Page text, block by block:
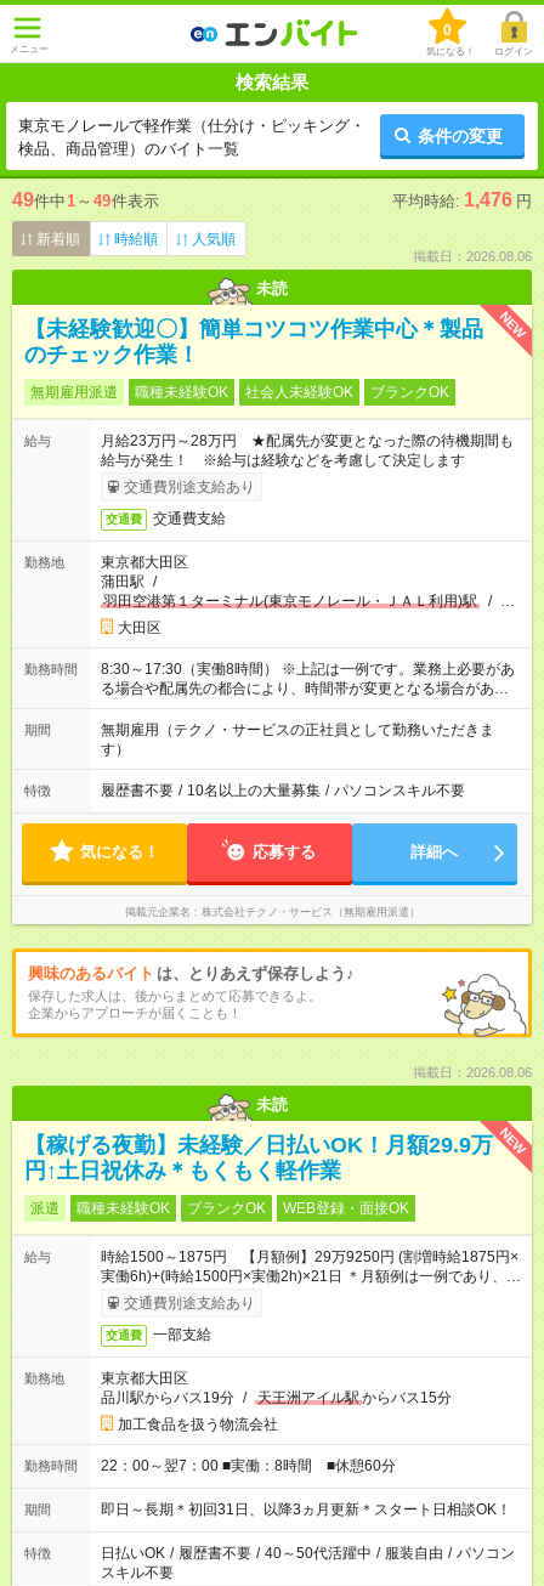
メニュー
0
気になる！ ログイン
検索結果
東京モノレールで軽作業（仕分け・ピッキング・
検品、商品管理）のバイト一覧
条件の変更
49件中1 ～ 49件表示 平均時給: 1,476 円
新着順 時給順 人気順
掲載日：2026.08.06
未読
NEW
【未経験歓迎〇】簡単コツコツ作業中心＊製品
のチェック作業！
無期雇用派遣 職種未経験OK 社会人未経験OK ブランクOK
給与
月給23万円～28万円 ★配属先が変更となった際の待機期間も
給与が発生！ ※給与は経験などを考慮して決定します
交通費別途支給あり
交通費 交通費支給
勤務地
東京都大田区
蒲田駅 /
羽田空港第１ターミナル(東京モノレール・ＪＡＬ利用)駅
/ 池
上駅 / …
大田区
勤務時間
8:30～17:30（実働8時間） ※上記は一例です。業務上必要があ
る場合や配属先の都合により、時間帯が変更となる場合があり
ます。
期間
無期雇用（テクノ・サービスの正社員として勤務いただきま
す）
特徴 履歴書不要 / 10名以上の大量募集 / パソコンスキル不要
気になる！ 応募する 詳細へ
掲載元企業名 株式会社テクノ・サービス（無期雇用派遣）
興味のあるバイト は、とりあえず保存しよう♪
保存した求人は、後からまとめて応募できるよ。
企業からアプローチが届くことも！
掲載日：2026.08.06
未読
NEW
【稼げる夜勤】未経験／日払いOK！月額29.9万
円↑土日祝休み＊もくもく軽作業
派遣 職種未経験OK ブランクOK WEB登録・面接OK
給与
時給1500～1875円 【月額例】29万9250円 (割増時給1875円×
実働6h)+(時給1500円×実働2h)×21日 ＊月額例は一例であり、保
証するものではありません。
交通費別途支給あり
交通費 一部支給
勤務地
東京都大田区
品川駅からバス19分 / 天王洲アイル駅からバス15分
加工食品を扱う物流会社
勤務時間 22：00～翌7：00 ■実働：8時間 ■休憩60分
期間 即日～長期＊初回31日、以降3ヵ月更新＊スタート日相談OK！
特徴 日払いOK / 履歴書不要 / 40～50代活躍中 / 服装自由 / パソコン
スキル不要